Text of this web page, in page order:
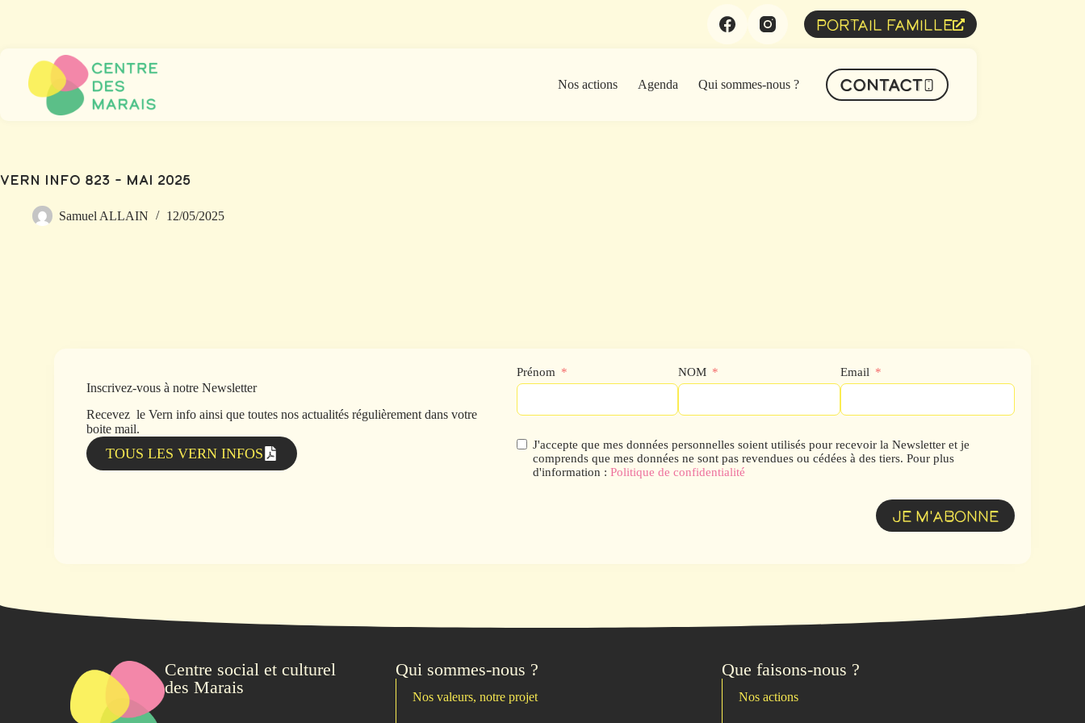
PORTAIL FAMILLE
Nos actions Agenda Qui sommes-nous ? CONTACT
Vern Info 823 – Mai 2025
Samuel ALLAIN 12/05/2025
Inscrivez-vous à notre Newsletter
Recevez le Vern info ainsi que toutes nos actualités régulièrement dans votre
boite mail.
TOUS LES VERN INFOS
Prénom NOM Email
J'accepte que mes données personnelles soient utilisés pour recevoir la Newsletter et je
comprends que mes données ne sont pas revendues ou cédées à des tiers. Pour plus
d'information : Politique de confidentialité
JE M'ABONNE
Centre social et culturel
des Marais
Qui sommes-nous ?
Nos valeurs, notre projet
Que faisons-nous ?
Nos actions